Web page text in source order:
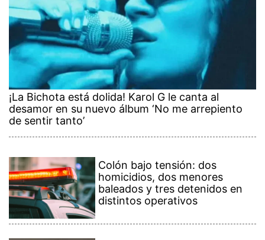
¡La Bichota está dolida! Karol G le canta al
desamor en su nuevo álbum ‘No me arrepiento
de sentir tanto’
Colón bajo tensión: dos
homicidios, dos menores
baleados y tres detenidos en
distintos operativos